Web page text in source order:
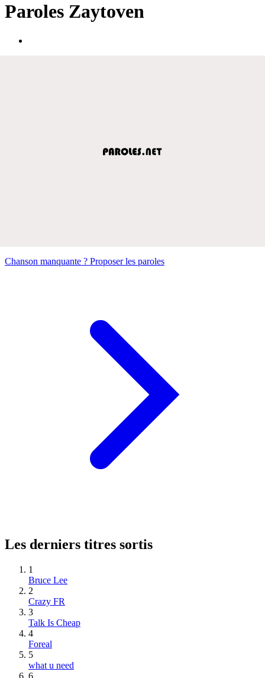
Paroles Zaytoven
Chanson manquante ? Proposer les paroles
Les derniers titres sortis
1
Bruce Lee
2
Crazy FR
3
Talk Is Cheap
4
Foreal
5
what u need
6